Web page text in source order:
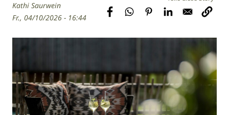
Kathi Saurwein
Fr., 04/10/2026 - 16:44